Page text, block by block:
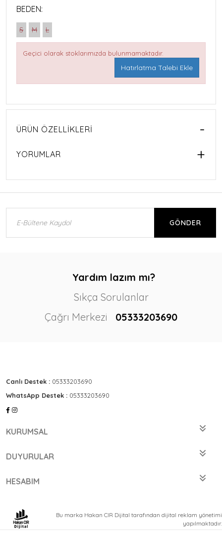
BEDEN:
S M L
Geçici olarak stoklarımızda bulunmamaktadır.
Hatırlatma Talebi Ekle
ÜRÜN ÖZELLIKLERI
YORUMLAR
GÖNDER
Yardım lazım mı?
Sıkça Sorulanlar
Çağrı Merkezi
05333203690
Canlı Destek : 05333203690
WhatsApp Destek : 05333203690
KURUMSAL
DUYURULAR
HESABIM
Bu marka Hakan CIR Dijital tarafından dijital reklam yönetimi
yapılmaktadır.